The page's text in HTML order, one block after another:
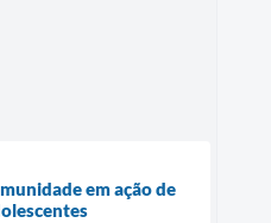
em ação de